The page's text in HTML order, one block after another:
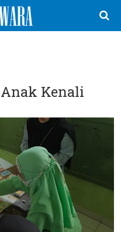
Anak Kenali